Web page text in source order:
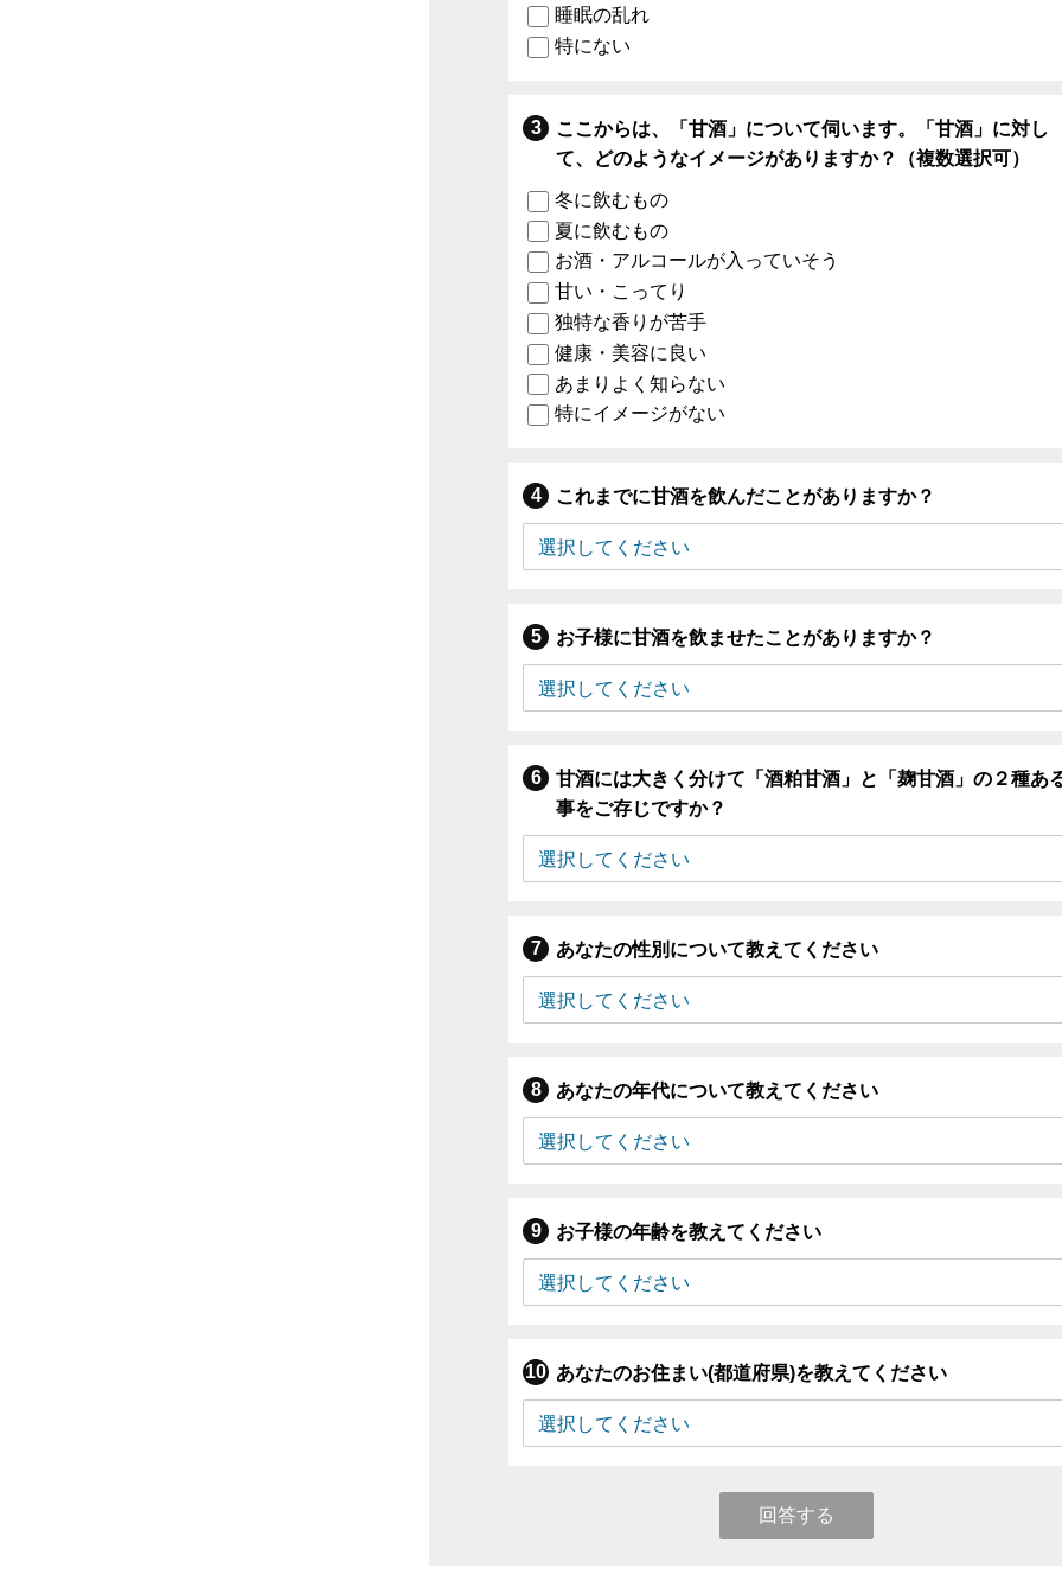
睡眠の乱れ
特にない
ここからは、「甘酒」について伺います。「甘酒」に対し
て、どのようなイメージがありますか？（複数選択可）
冬に飲むもの
夏に飲むもの
お酒・アルコールが入っていそう
甘い・こってり
独特な香りが苦手
健康・美容に良い
あまりよく知らない
特にイメージがない
これまでに甘酒を飲んだことがありますか？
お子様に甘酒を飲ませたことがありますか？
甘酒には大きく分けて「酒粕甘酒」と「麹甘酒」の２種あ
事をご存じですか？
あなたの性別について教えてください
あなたの年代について教えてください
お子様の年齢を教えてください
あなたのお住まい(都道府県)を教えてください
回答する